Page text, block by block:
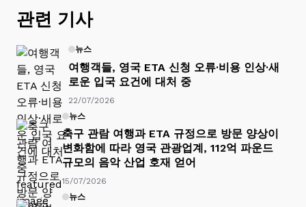
관련 기사
뉴스
여행객들, 영국 ETA 신청 오류·비용 인상·새
로운 입국 요건에 대처 중
22/07/2026
뉴스
축구 관람 여행과 ETA 규정으로 방문 양상이
변화함에 따라 영국 관광업계, 112억 파운드
규모의 음악 산업 호재 얻어
15/07/2026
뉴스